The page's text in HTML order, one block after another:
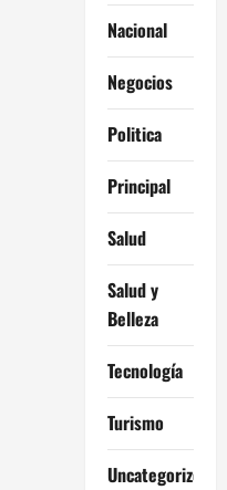
Nacional
Negocios
Politica
Principal
Salud
Salud y
Belleza
Tecnología
Turismo
Uncategorized